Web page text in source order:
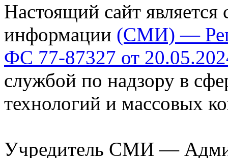
Настоящий сайт является
информации (СМИ) —
ФС 77-87327 от
службой по надзору в
технологий и массовых
Учредитель СМИ —